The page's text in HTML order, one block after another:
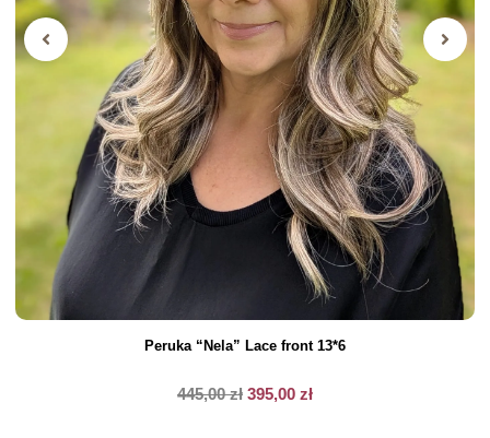
Peruka “Nela” Lace front 13*6
445,00zł 395,00 zł